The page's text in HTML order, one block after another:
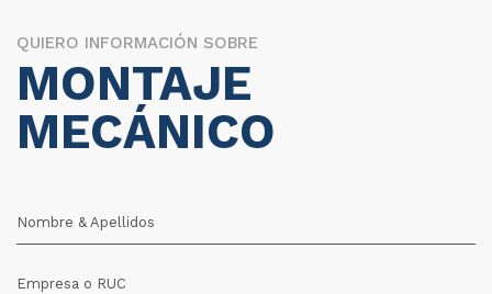
QUIERO INFORMACIÓN SOBRE
MONTAJE
MECÁNICO
Nombre & Apellidos
Empresa o RUC